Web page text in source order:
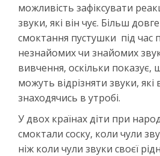
можливість зафіксувати
звуки, які він чує. Більш
смоктання пустушки під час
незнайомих чи знайомих
вивчення, оскільки
можуть відрізняти звуки,
знаходячись в утробі.
У двох країнах діти при
смоктали соску, коли чули
ніж коли чули звуки своєї